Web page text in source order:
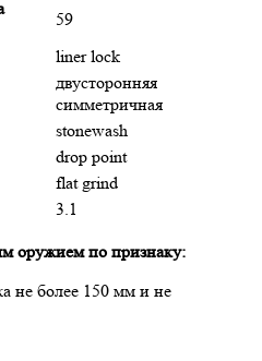
59
liner lock
двусторонняя
симметричная
stonewash
drop point
flat grind
3.1
оружием по признаку:
не более 150 мм и не